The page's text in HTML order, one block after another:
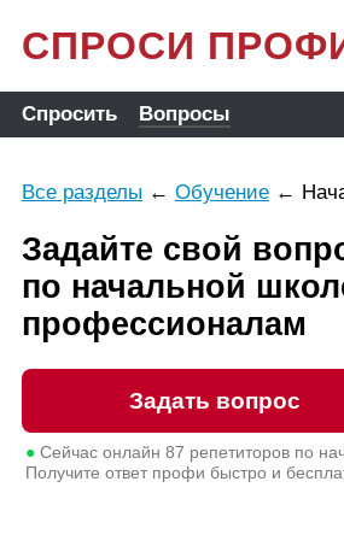
СПРОСИ
Спросить Вопросы
Все разделы ← Обучение←
Задайте свой
по начальной
профессионалам
Задать вопрос
●Сейчас онлайн 87 репетиторов по
Получите ответ профи быстро и